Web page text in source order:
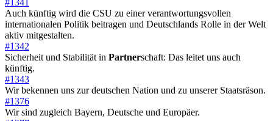
Auch künftig wird die CSU zu einer verantwortungsvollen
internationalen Politik beitragen und Deutschlands Rolle in der Welt
aktiv mitgestalten.
#1342
Sicherheit und Stabilität in Partnerschaft: Das leitet uns auch
künftig.
#1343
Wir bekennen uns zur deutschen Nation und zu unserer Staatsräson.
#1376
Wir sind zugleich Bayern, Deutsche und Europäer.